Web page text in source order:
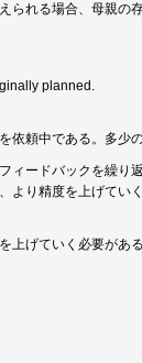
られる場合、母親の
planned.
頼中である。多少
ードバックを繰り
より精度を上げてい
上げていく必要があ